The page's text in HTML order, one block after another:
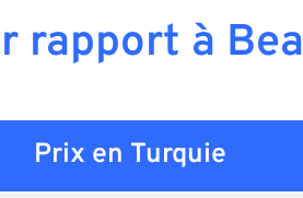
rapport à
Prix en Turquie